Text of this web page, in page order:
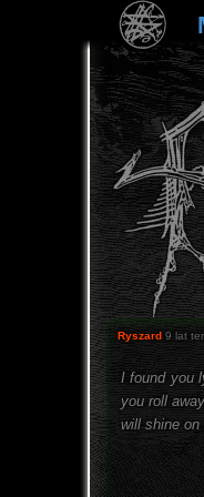
Ryszard 9 lat
I found you
you roll
will shine on